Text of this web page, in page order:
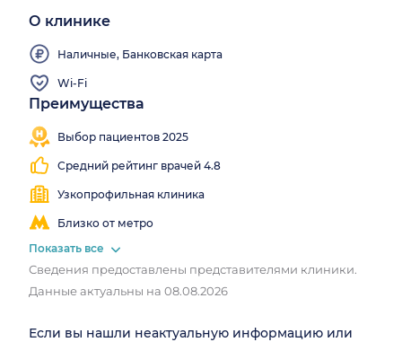
О клинике
Наличные, Банковская карта
Wi-Fi
Преимущества
Выбор пациентов 2025
Средний рейтинг врачей 4.8
Узкопрофильная клиника
Близко от метро
Работаем
выходные
Показать все
Сведения предоставлены представителями клиники.
Данные актуальны на 08.08.2026
Если вы нашли неактуальную информацию или